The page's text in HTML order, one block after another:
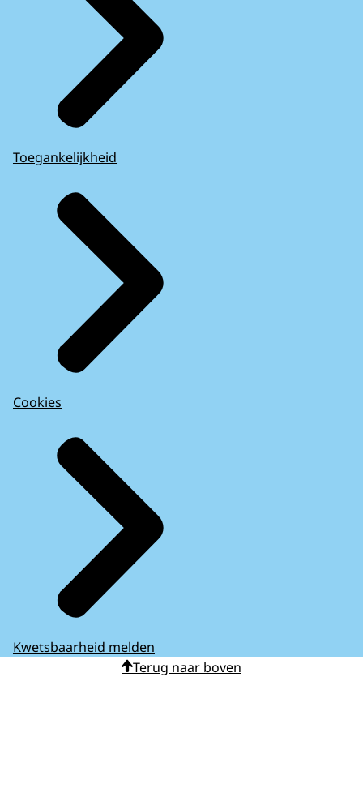
Toegankelijkheid
Cookies
Kwetsbaarheid melden
Terug naar boven